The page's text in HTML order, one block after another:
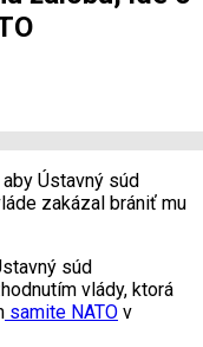
Ústavný súd
zakázal brániť mu
súd
vlády, ktorá
samite NATO v